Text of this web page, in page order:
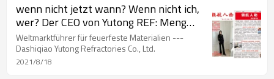
wenn nicht jetzt wann? Wenn nicht ich,
wer? Der CEO von Yutong REF: Meng
Xinyu
Weltmarktführer für feuerfeste Materialien ---
Dashiqiao Yutong Refractories Co., Ltd.
2021/8/18